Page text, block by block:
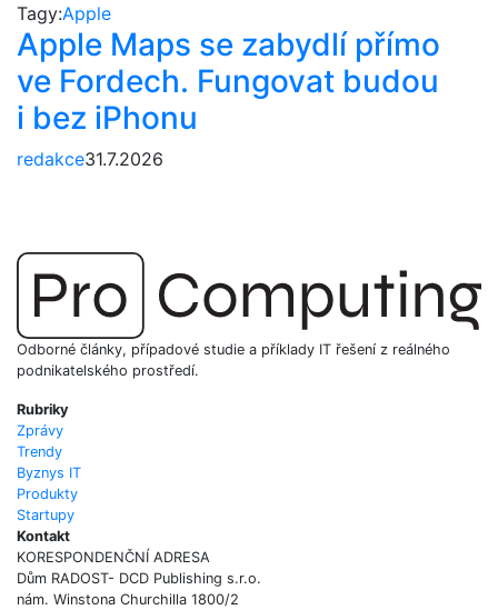
Tagy:Apple
Apple Maps se zabydlí přímo
ve Fordech. Fungovat budou
i bez iPhonu
redakce31.7.2026
Odborné články, případové studie a příklady IT řešení z reálného
podnikatelského prostředí.
Rubriky
Zprávy
Trendy
Byznys IT
Produkty
Startupy
Kontakt
KORESPONDENČNÍ ADRESA
Dům RADOST- DCD Publishing s.r.o.
nám. Winstona Churchilla 1800/2